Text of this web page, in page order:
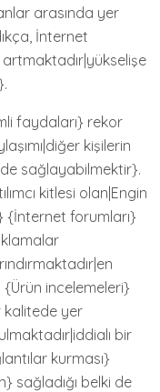
arasında yer
İnternet
artmaktadır|yükselişe
faydaları} rekor
kişilerin
sağlayabilmektir}.
kitlesi olan|Engin
{İnternet forumları}
incelemeleri}
yer
bir
kurması}
sağladığı belki de